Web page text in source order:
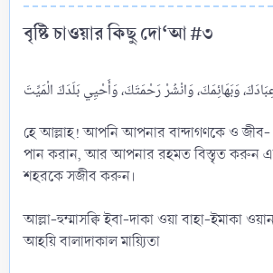
বৃষ্টি চাওয়ার কিছু দো‘আ #৩​
وَبَهَائِمَكَ، وَانْشُرْ رَحْمَتَكَ، وَأَحْيِي بَلَدَكَ الْمَيِّتَ
হে আল্লাহ! আপনি আপনার বান্দাগণকে ও
পান করান, আর আপনার রহমত বিস্তৃত করুন
শহরকে সজীব করুন।
আল্লা-হুম্মাসক্বি ইবা-দাকা ওয়া বাহা-ইমাকা
আহয়ি বালাদাকাল মায়্যিতা